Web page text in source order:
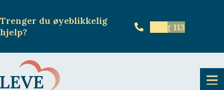
Trenger du øyeblikkelig
hjelp? Ring 113